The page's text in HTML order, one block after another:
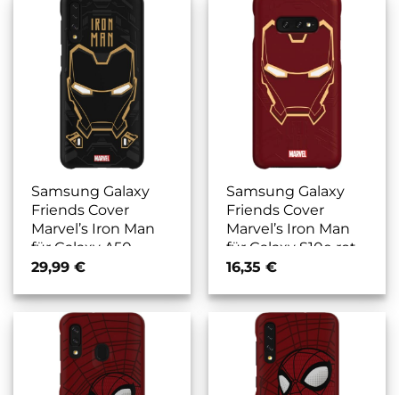
Samsung Galaxy
Friends Cover
Marvel’s Iron Man
für Galaxy A50
schwarz
29,99 €
Samsung Galaxy
Friends Cover
Marvel’s Iron Man
für Galaxy S10e rot
16,35 €